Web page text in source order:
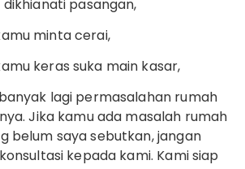
pasangan,
minta cerai,
keras suka main kasar,
lagi permasalahan rumah
Jika kamu ada masalah rumah
belum saya sebutkan, jangan
kepada kami. Kami siap